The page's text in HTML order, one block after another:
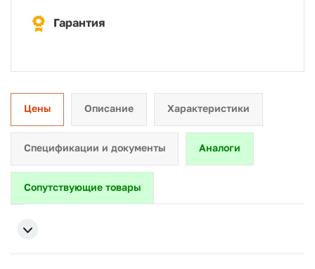
Гарантия
Цены Описание Характеристики
Спецификации и документы Аналоги
Сопутствующие товары